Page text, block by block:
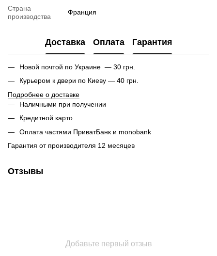
Страна
производства
Франция
Доставка Оплата Гарантия
Новой почтой по Украине — 30 грн.
Курьером к двери по Киеву — 40 грн.
Подробнее о доставке
Наличными при получении
Кредитной карто
Оплата частями ПриватБанк и monobank
Гарантия от производителя 12 месяцев
Отзывы
Добавьте первый отзыв